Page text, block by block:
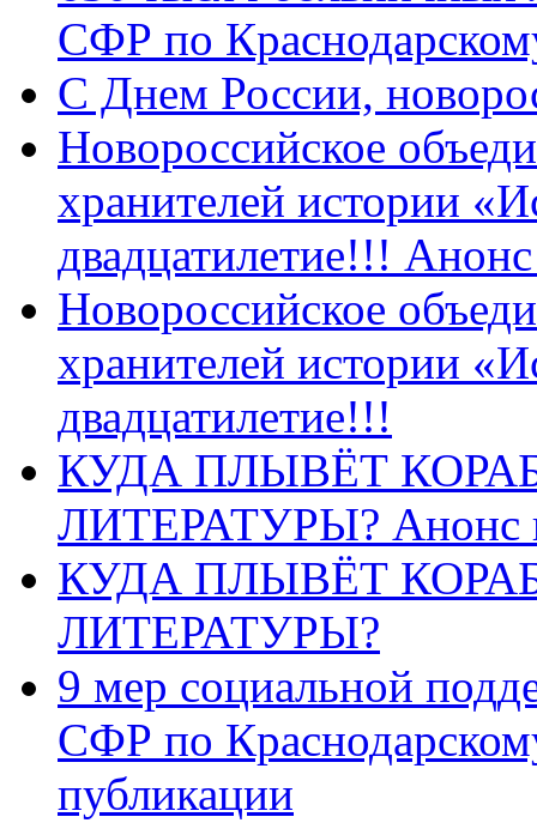
СФР по
C Днем России,
Новороссийское
хранителей истории
двадцатилетие!!!
Новороссийское
хранителей истории
двадцатилетие!!!
КУДА ПЛЫВЁТ
ЛИТЕРАТУРЫ? Анонс
КУДА ПЛЫВЁТ
ЛИТЕРАТУРЫ?
9 мер социальной
СФР по
публикации